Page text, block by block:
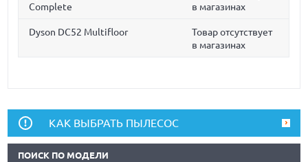
Complete
в магазинах
Dyson DC52 Multifloor
Товар отсутствует
в магазинах
КАК ВЫБРАТЬ ПЫЛЕСОС
ПОИСК ПО МОДЕЛИ